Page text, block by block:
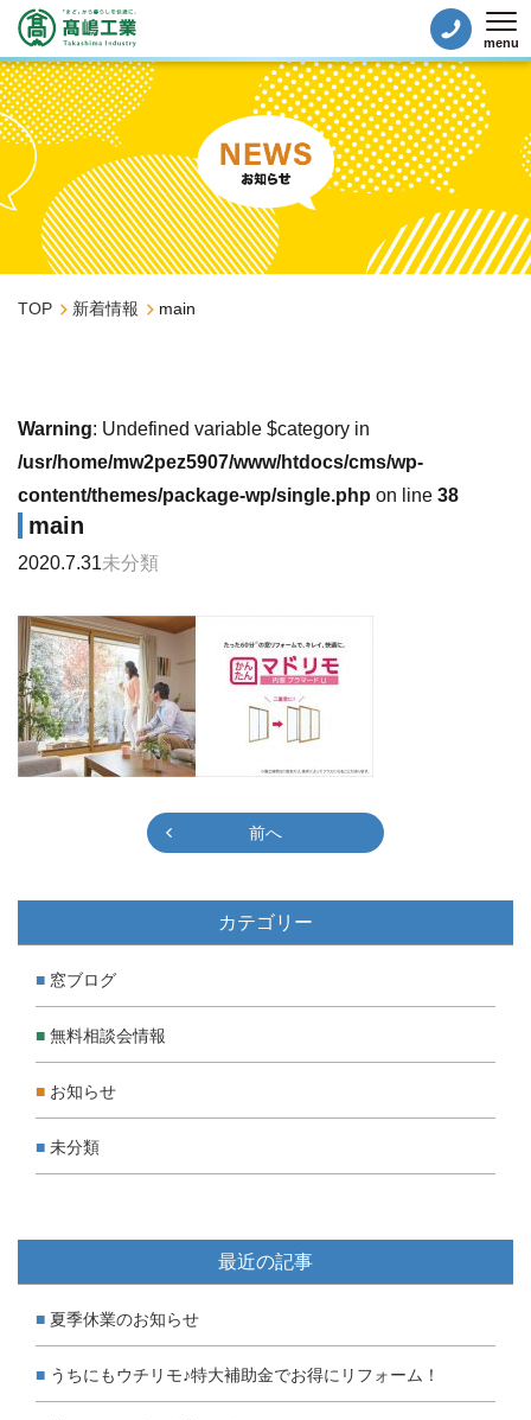
menu
TOP 新着情報 main
Warning: Undefined variable $category in
/usr/home/mw2pez5907/www/htdocs/cms/wp-
content/themes/package-wp/single.php on line 38
main
2020.7.31未分類
前へ
カテゴリー
窓ブログ
無料相談会情報
お知らせ
未分類
最近の記事
夏季休業のお知らせ
うちにもウチリモ♪特大補助金でお得にリフォーム！